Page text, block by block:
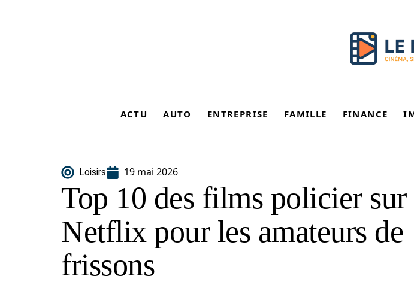
ACTU AUTO ENTREPRISE FAMILLE FINANCE
Loisirs 19 mai 2026
Top 10 des films policier sur
Netflix pour les amateurs de
frissons